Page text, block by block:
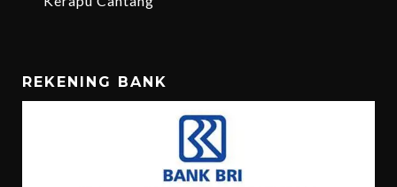
REKENING BANK